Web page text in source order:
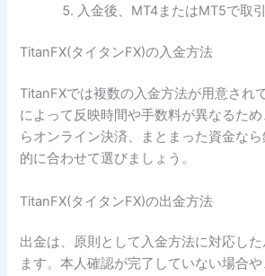
入金後、MT4またはMT5で取
TitanFX(タイタンFX)の入金方法
TitanFXでは複数の入金方法が用意され
によって反映時間や手数料が異なるた
らオンライン決済、まとまった資金な
的に合わせて選びましょう。
TitanFX(タイタンFX)の出金方法
出金は、原則として入金方法に対応し
ます。本人確認が完了していない場合